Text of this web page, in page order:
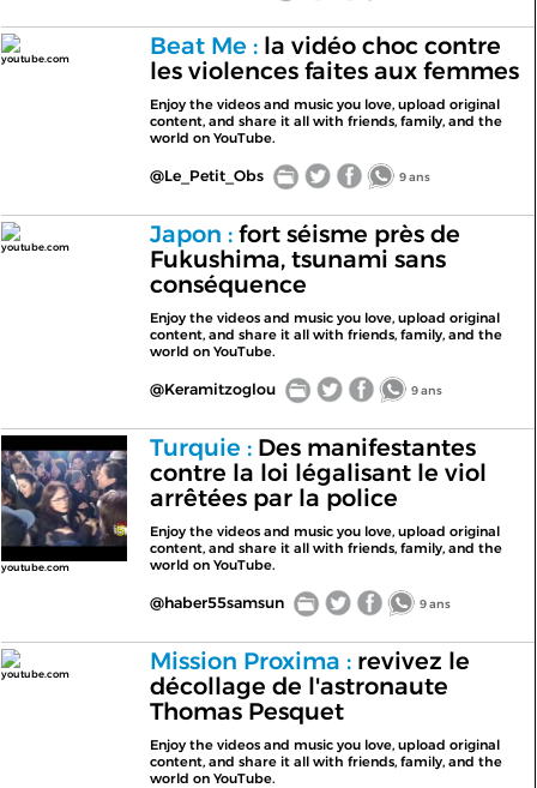
youtube.com Beat Me :la vidéo choc contre
les violences faites aux femmes
Enjoy the videos and music you love, upload original
content, and share it all with friends, family, and the
world on YouTube.
@Le_Petit_Obs 9 ans
youtube.com Japon :fort séisme près de
Fukushima, tsunami sans
conséquence
Enjoy the videos and music you love, upload original
content, and share it all with friends, family, and the
world on YouTube.
@Keramitzoglou 9 ans
youtube.com
Turquie :Des manifestantes
contre la loi légalisant le viol
arrêtées par la police
Enjoy the videos and music you love, upload original
content, and share it all with friends, family, and the
world on YouTube.
@haber55samsun 9 ans
youtube.com Mission Proxima :revivez le
décollage de l'astronaute
Thomas Pesquet
Enjoy the videos and music you love, upload original
content, and share it all with friends, family, and the
world on YouTube.